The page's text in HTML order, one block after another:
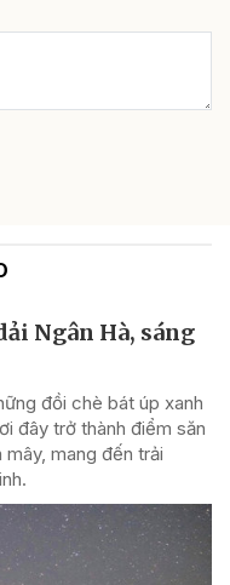
Ngân Hà, sáng
đồi chè bát úp xanh
đây trở thành điểm săn
mang đến trải